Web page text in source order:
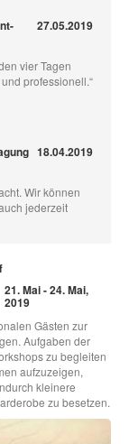
27.05.2019
vier Tagen
professionell.“
18.04.2019
Wir können
jederzeit
21. Mai - 24. Mai,
2019
Gästen zur
Aufgaben der
zu begleiten
aufzuzeigen,
kleinere
zu besetzen.